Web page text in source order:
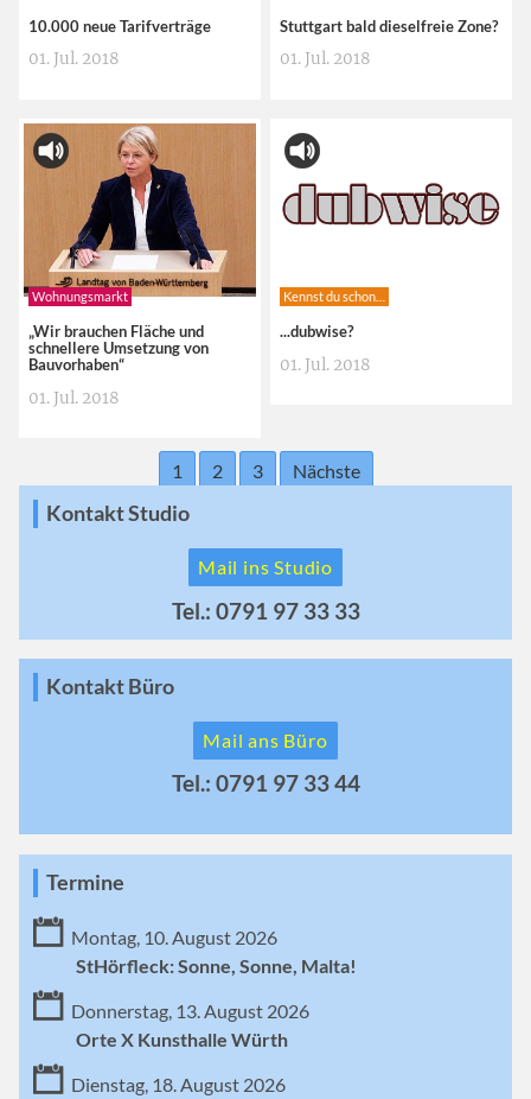
10.000 neue Tarifverträge
01. Jul. 2018
Stuttgart bald dieselfreie Zone?
01. Jul. 2018
Wohnungsmarkt
„Wir brauchen Fläche und
schnellere Umsetzung von
Bauvorhaben“
01. Jul. 2018
Kennst du schon…
...dubwise?
01. Jul. 2018
1 2 3 Nächste
Kontakt Studio
Mail ins Studio
Tel.: 0791 97 33 33
Kontakt Büro
Mail ans Büro
Tel.: 0791 97 33 44
Termine
Montag, 10. August 2026
StHörfleck: Sonne, Sonne, Malta!
Donnerstag, 13. August 2026
Orte X Kunsthalle Würth
Dienstag, 18. August 2026